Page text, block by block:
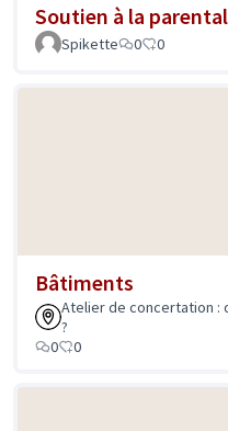
Soutien à la
Spikette
0 0
Bâtiments
Atelier de concertation :
?
0
0